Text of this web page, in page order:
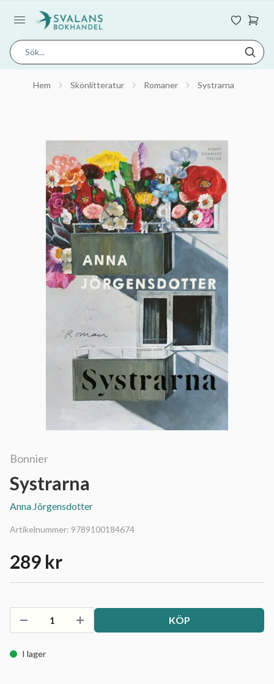
Hem Skönlitteratur Romaner Systrarna
Bonnier
Systrarna
Anna Jörgensdotter
Artikelnummer: 9789100184674
289 kr
KÖP
I lager